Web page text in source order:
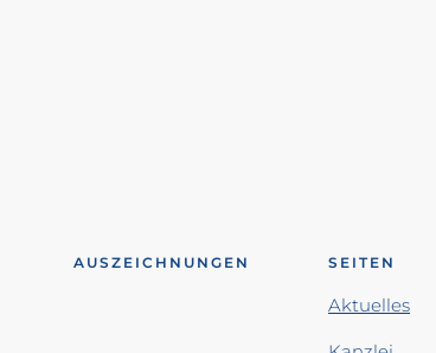
AUSZEICHNUNGEN SEITEN
Aktuelles